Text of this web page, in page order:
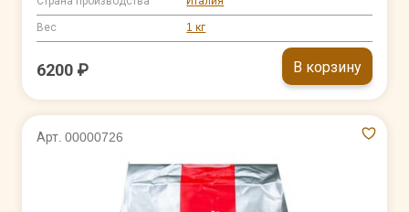
Вес 1 кг
6200 ₽ В корзину
Арт. 00000726